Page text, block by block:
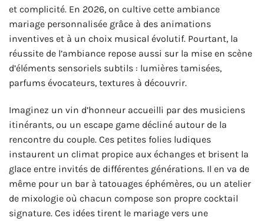
et complicité. En 2026, on cultive cette ambiance
mariage personnalisée grâce à des animations
inventives et à un choix musical évolutif. Pourtant, la
réussite de l’ambiance repose aussi sur la mise en scène
d’éléments sensoriels subtils : lumières tamisées,
parfums évocateurs, textures à découvrir.
Imaginez un vin d’honneur accueilli par des musiciens
itinérants, ou un escape game décliné autour de la
rencontre du couple. Ces petites folies ludiques
instaurent un climat propice aux échanges et brisent la
glace entre invités de différentes générations. Il en va de
même pour un bar à tatouages éphémères, ou un atelier
de mixologie où chacun compose son propre cocktail
signature. Ces idées tirent le mariage vers une